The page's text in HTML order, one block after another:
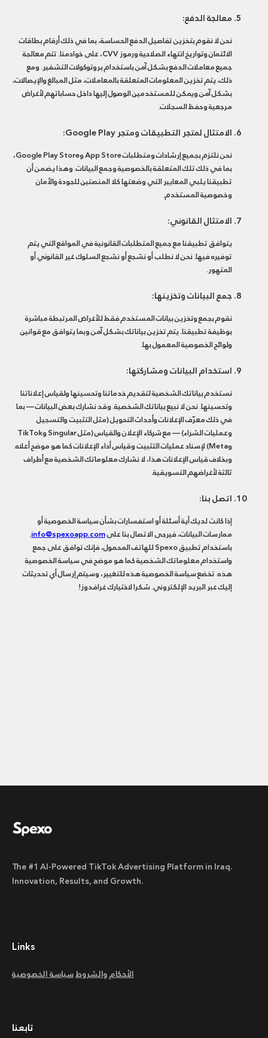
معالجة الدفع:
نحن لا نقوم بتخزين تفاصيل الدفع الحساسة، بما في ذلك أرقام بطاقات
الائتمان وتواريخ انتهاء الصلاحية ورموز CVV، على خوادمنا. تتم معالجة
جميع معاملات الدفع بشكل آمن باستخدام بروتوكولات التشفير. ومع
ذلك، يتم تخزين المعلومات المتعلقة بالمعاملات، مثل المبالغ والإيصالات،
بشكل آمن ويمكن للمستخدمين الوصول إليها داخل حساباتهم لأغراض
مرجعية وحفظ السجلات.
الامتثال لمتجر التطبيقات ومتجر Google Play:
نحن نلتزم بجميع إرشادات ومتطلبات App Store وGoogle Play Store،
بما في ذلك تلك المتعلقة بالخصوصية وجمع البيانات. وهذا يضمن أن
تطبيقنا يلبي المعايير التي وضعتها كلا المنصتين للجودة والأمان
وخصوصية المستخدم.
الامتثال القانوني:
يتوافق تطبيقنا مع جميع المتطلبات القانونية في المواقع التي يتم
توفيره فيها. نحن لا نطلب أو نشجع أو نشجع السلوك غير القانوني أو
المتهور.
جمع البيانات وتخزينها:
نقوم بجمع وتخزين بيانات المستخدم فقط للأغراض المرتبطة مباشرة
بوظيفة تطبيقنا. يتم تخزين بياناتك بشكل آمن وبما يتوافق مع قوانين
ولوائح الخصوصية المعمول بها.
استخدام البيانات ومشاركتها:
نستخدم بياناتك الشخصية لتقديم خدماتنا وتحسينها ولقياس إعلاناتنا
وتحسينها. نحن لا نبيع بياناتك الشخصية. وقد نشارك بعض البيانات — بما
في ذلك معرّف الإعلانات وأحداث التحويل (مثل التثبيت والتسجيل
وعمليات الشراء) — مع شركاء الإعلان والقياس (مثل Singular وTikTok
وMeta) لإسناد عمليات التثبيت وقياس أداء الإعلانات كما هو موضح أعلاه.
وبخلاف قياس الإعلانات هذا، لا نشارك معلوماتك الشخصية مع أطراف
ثالثة لأغراضهم التسويقية.
اتصل بنا:
إذا كانت لديك أية أسئلة أو استفسارات بشأن سياسة الخصوصية أو
ممارسات البيانات، فيرجى الاتصال بنا علىinfo@spexoapp.com
.
باستخدام تطبيق Spexo للهاتف المحمول، فإنك توافق على جمع
واستخدام معلوماتك الشخصية كما هو موضح في سياسة الخصوصية
هذه. تخضع سياسة الخصوصية هذه للتغيير، وسيتم إرسال أي تحديثات
إليك عبر البريد الإلكتروني. شكرا لاختيارك غرافدوز!
The #1 AI-Powered TikTok Advertising Platform in Iraq.
Innovation, Results, and Growth.
Links
الأحكام والشروطسياسة الخصوصية
تابعنا